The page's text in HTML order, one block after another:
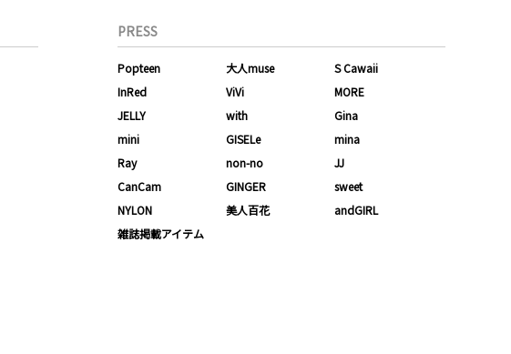
PRESS
Popteen 大人muse
S Cawaii
InRed
ViVi
MORE
JELLY
with
Gina
mini
GISELe
mina
Ray
non-no
JJ
CanCam
GINGER
sweet
NYLON
美人百花
andGIRL
雑誌掲載アイテム